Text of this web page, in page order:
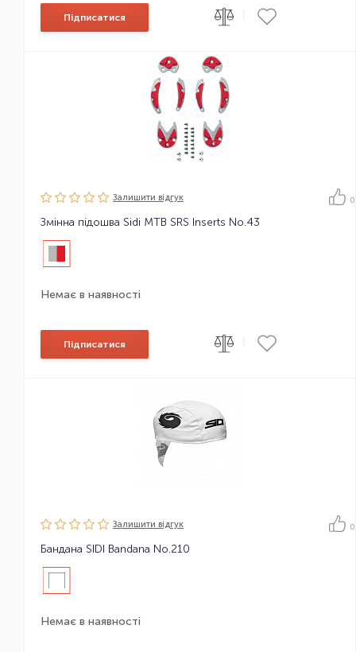
Підписатися
Залишити вiдгук 0
Змінна підошва Sidi MTB SRS Inserts No.43
Немає в наявності
Підписатися
Залишити вiдгук 0
Бандана SIDI Bandana No.210
Немає в наявності